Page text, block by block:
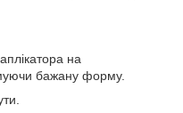
на
бажану форму.